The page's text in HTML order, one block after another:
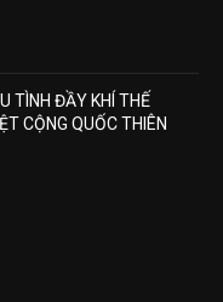
TÌNH ĐẦY KHÍ THẾ
CỘNG QUỐC THIÊN